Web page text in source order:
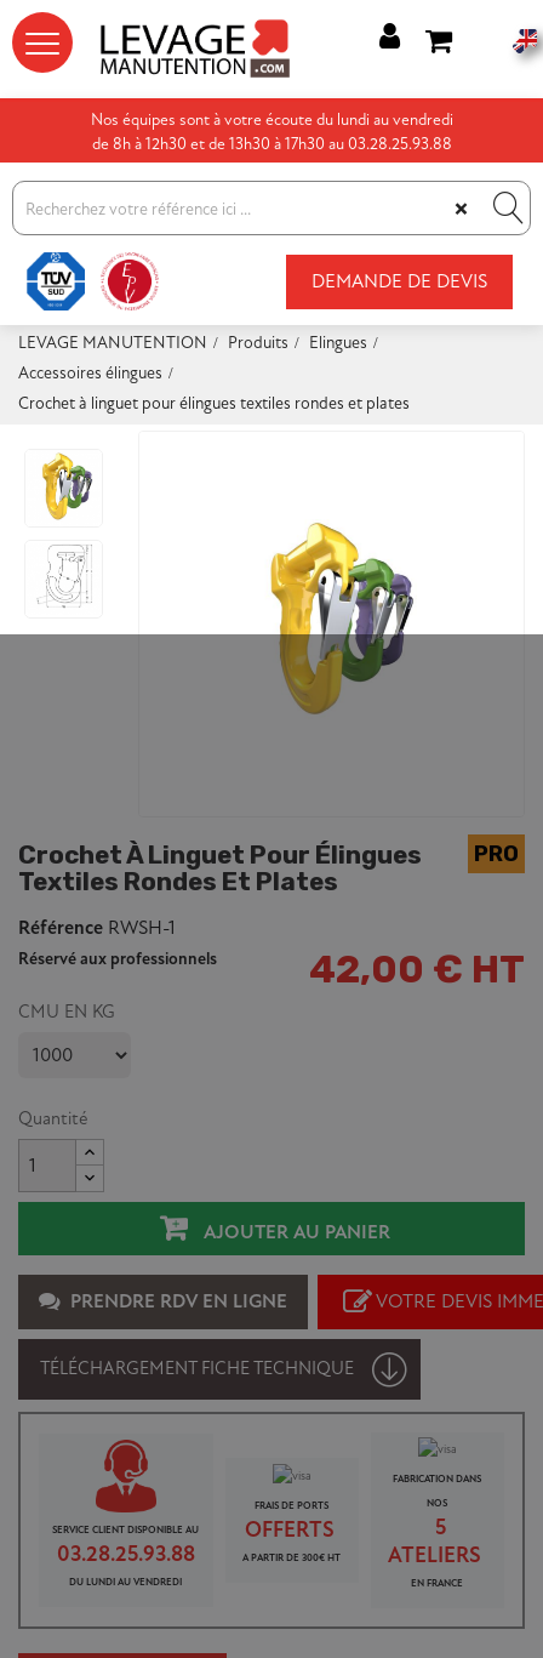
Nos équipes sont à votre écoute du lundi au vendredi
de 8h à 12h30 et de 13h30 à 17h30 au 03.28.25.93.88
×
DEMANDE DE DEVIS
LEVAGE MANUTENTION Produits
Elingues
Accessoires élingues
Crochet à linguet pour élingues textiles rondes et plates
Crochet À Linguet Pour Élingues
Textiles Rondes Et Plates
Référence RWSH-1
42,00 € HT
Réservé aux professionnels
CMU EN KG
Quantité
AJOUTER AU PANIER
PRENDRE RDV EN LIGNE VOTRE DEVIS
TÉLÉCHARGEMENT FICHE TECHNIQUE
SERVICE CLIENT DISPONIBLE AU
03.28.25.93.88
DU LUNDI AU VENDREDI
FRAIS DE PORTS
OFFERTS
A PARTIR DE 300€ HT
FABRICATION DANS
NOS
5
ATELIERS
EN FRANCE